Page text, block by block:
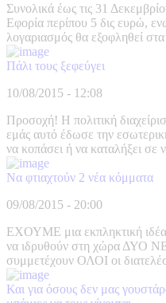
Συνολικά έως τις 31
Εφορία περίπου 5 δις ευρώ,
λογαριασμός θα εξοφληθεί
Πάλι τους ξεφεύγει
10/08/2015 - 12:08
Προσοχή! Η πολιτική
εμάς αυτό έδωσε την
να κοπάσει ή να καταλήξει σε
Να φτιαχτούν 2 νέα κόμματα
09/08/2015 - 20:00
ΕΧΟΥΜΕ μια εκπληκτική ιδέα
να ιδρυθούν στη χώρα
συμμετέχουν ΟΛΟΙ οι
Και για όσους δεν μας